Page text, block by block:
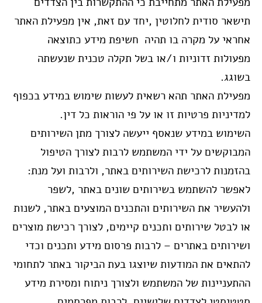
תישאר סודית לחלוטין ,יחד עם זאת, אין מפעילת האתר
אחראי על מקרה בו תהיה חשיפת מידע כתוצאה
מפעולות זדוניות ו/או בשל תקלה טכנית שנעשתה
בשוגג.
מפעילת האתר תהא רשאית לעשות שימוש במידע בכפוף
למדיניות פרטיות זו או על פי הוראות כל דין.
השימוש במידע שנאסף ייעשה לצורך מתן השירותים
המבוקשים על ידי המשתמש לרבות לצורך הטיפול
בהזמנות לרכישת השירותים באתר, ולרבות ועל מנת:
לאפשר להשתמש בשירותים שונים באתר ,לשפר
ולהעשיר את השירותים והתכנים המוצעים באתר, לשנות
או לבטל שירותים ותכנים קיימים, לצורך רכישת מוצרים
ושירותים באתרים – לרבות פרסום מידע ותכנים וכדי
להתאים את המודעות שיוצגו בעת הביקור באתר לתחומי
ההתעניינות של המשתמש ולצורך ניתוח ומסירת מידע